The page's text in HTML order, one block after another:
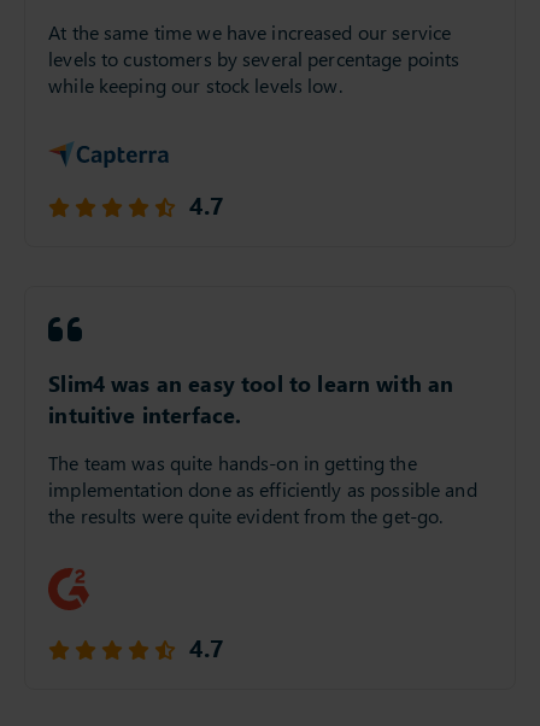
At the same time we have increased our service
levels to customers by several percentage points
while keeping our stock levels low.
4.7
Slim4 was an easy tool to learn with an
intuitive interface.
The team was quite hands-on in getting the
implementation done as efficiently as possible and
the results were quite evident from the get-go.
4.7